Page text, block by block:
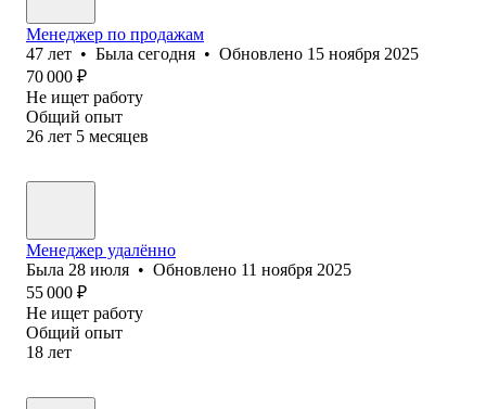
Менеджер по продажам
47 лет • Была сегодня • Обновлено 15 ноября 2025
70 000 ₽
Не ищет работу
Общий опыт
26 лет 5 месяцев
Менеджер удалённо
Была 28 июля • Обновлено 11 ноября 2025
55 000 ₽
Не ищет работу
Общий опыт
18 лет